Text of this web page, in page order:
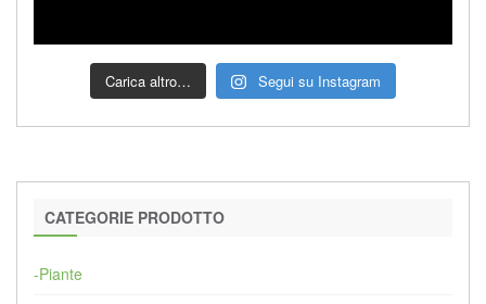
Carica altro… Segui su Instagram
CATEGORIE PRODOTTO
-Piante